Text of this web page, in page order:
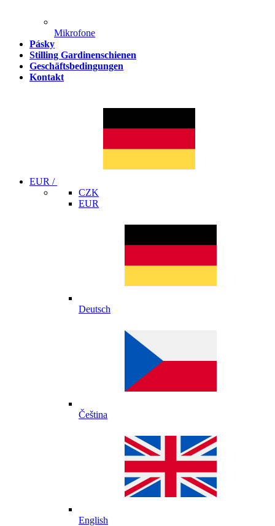
Mikrofone
Pásky
Stilling Gardinenschienen
Geschäftsbedingungen
Kontakt
EUR /
CZK
EUR
Deutsch
Čeština
English